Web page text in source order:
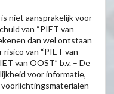
niet aansprakelijk voor
van “PIET van
dan wel ontstaan
van “PIET van
van OOST” b.v. – De
voor informatie,
voorlichtingsmaterialen